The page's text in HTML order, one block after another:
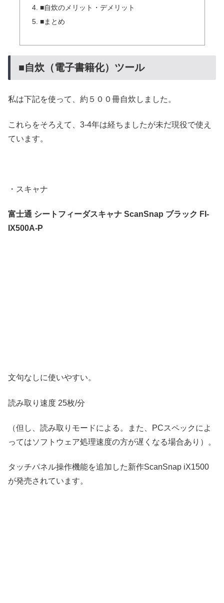
■自炊のメリット・デメリット
■まとめ
■自炊（電子書籍化）ツール
私は下記を使って、約５００冊自炊しました。
これらをそろえて、3-4年は経ちましたが未だ現役で使え
ています。
・スキャナ
富士通 シートフィーダスキャナ ScanSnap ブラック FI-
IX500A-P
文句なしに使いやすい。
読み取り速度 25枚/分
（但し、読み取りモードによる。また、PCスペックによ
ってはソフトウェア処理速度の方が遅くなる場合あり）。
タッチパネル操作機能を追加した新作ScanSnap iX1500
が発売されています。